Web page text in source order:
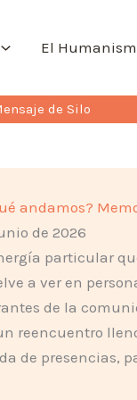
El
de Silo
andamos?
de 2026
particular
a ver en
de la
reencuentro
de presencias,